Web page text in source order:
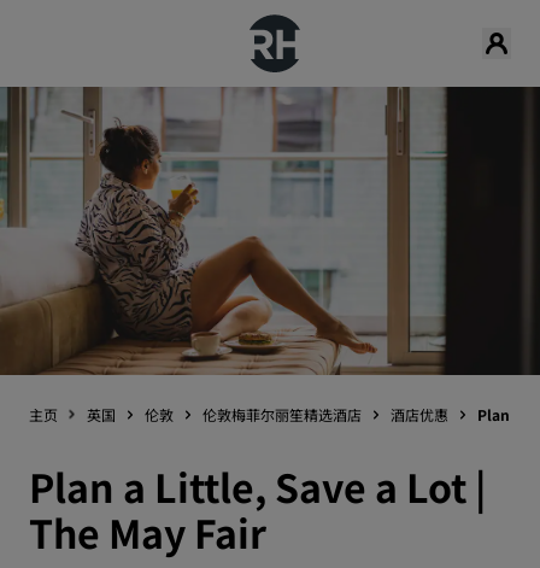
主页 英国 伦敦 伦敦梅菲尔丽笙精选酒店 酒店优惠 Plan a
Plan a Little, Save a Lot |
The May Fair